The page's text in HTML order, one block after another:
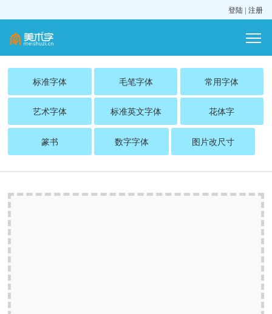
登陆 | 注册
标准字体 毛笔字体 常用字体
艺术字体 标准英文字体 花体字
篆书 数字字体 图片改尺寸